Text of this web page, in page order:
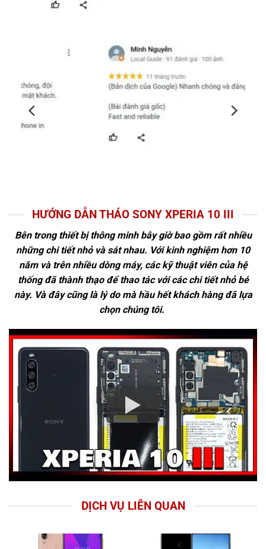
HƯỚNG DẪN THÁO SONY XPERIA 10 III
Bên trong thiết bị thông minh bây giờ bao gồm rất nhiều
những chi tiết nhỏ và sát nhau. Với kinh nghiệm hơn 10
năm và trên nhiều dòng máy, các kỹ thuật viên của hệ
thống đã thành thạo để thao tác với các chi tiết nhỏ bé
này. Và đây cũng là lý do mà hầu hết khách hàng đã lựa
chọn chúng tôi.
DỊCH VỤ LIÊN QUAN